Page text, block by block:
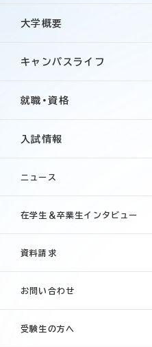
大学概要
キャンパスライフ
就職・資格
入試情報
ニュース
在学生＆卒業生インタビュー
資料請求
お問い合わせ
受験生の方へ